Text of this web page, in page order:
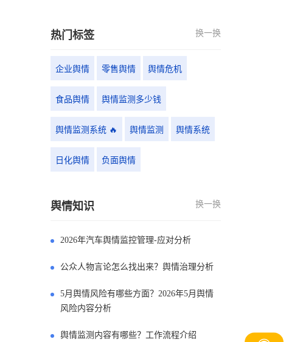
热门标签 换一换
企业舆情 零售舆情 舆情危机
食品舆情 舆情监测多少钱
舆情监测系统 🔥 舆情监测 舆情系统
日化舆情 负面舆情
舆情知识 换一换
2026年汽车舆情监控管理-应对分析
公众人物言论怎么找出来？舆情治理分析
5月舆情风险有哪些方面？2026年5月舆情
风险内容分析
舆情监测内容有哪些？工作流程介绍